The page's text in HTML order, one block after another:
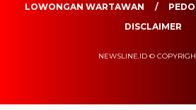
LOWONGAN WARTAWAN
DISCLAIMER
NEWSLINE.ID ©